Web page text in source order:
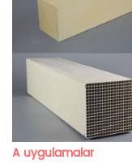
A uygulamalar